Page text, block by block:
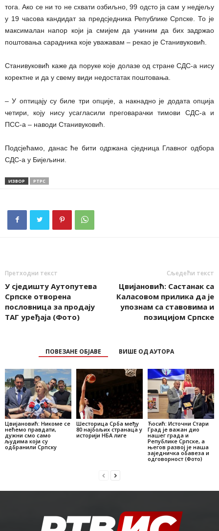
тога. Ако се ни то не схвати озбиљно, 99 одсто ја сам у недјељу
у 19 часова кандидат за предсједника Републике Српске. То је
максималан напор који ја смијем да учиним да бих задржао
поштовања сарадника које уважавам – рекао је Станивуковић.
Станивуковић каже да поруке које долазе од стране СДС-а нису
коректне и да у свему види недостатак поштовања.
– У оптицају су биле три опције, а накнадно је додата опција
четири, коју нису усагласили преговарачки тимови СДС-а и
ПСС-а – наводи Станивуковић.
Подсјећамо, данас ће бити одржана сједница Главног одбора
СДС-а у Бијељини.
ИЗВОР РТРС
Претходни текст
У сједишту Аутопутева
Српске отворена
пословница за продају
ТАГ уређаја (Фото)
Сљедећи текст
Цвијановић: Састанак са
Каласовом прилика да је
упознам са ставовима и
позицијом Српске
ПОВЕЗАНЕ ОБЈАВЕ ВИШЕ ОД АУТОРА
Цвијановић: Никоме се
нећемо правдати,
дужни смо само
људима који су
одбранили Српску
Шесторица Срба међу
80 најбољих странаца у
историји НБА лиге
Ћосић: Источни Стари
Град је важан дио
нашег града и
Републике Српске, а
његов развој је наша
заједничка обавеза и
одговорност (Фото)